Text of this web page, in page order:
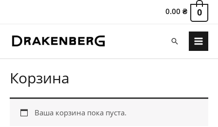
0.00₴ 0
Поиск
Main
Корзина
Ваша корзина пока пуста.